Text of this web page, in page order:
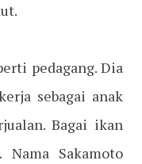
pedagang. Dia
sebagai anak
Bagai ikan
Sakamoto